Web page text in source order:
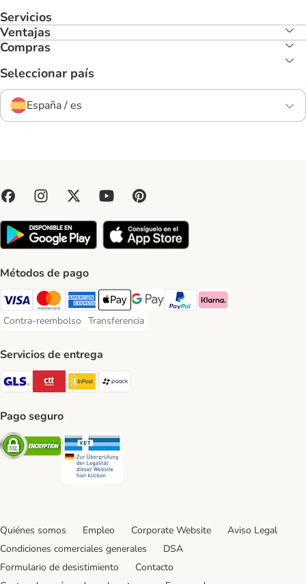
Servicios
Ventajas
Compras
Seleccionar país
España / es
Métodos de pago
Visa Payment Method
Mastercard Payment Method
American Express Payment Method
Apple Pay Payment Method
Google Pay Payment Method
PayPal Payment Method
Klarna Payment Method
Contra-reembolso
Contra-reembolso Payment Method
Transferencia
Transferencia Payment Method
Servicios de entrega
GLS Shipping Method
CTTExpress Shipping Method
InPost Shipping Method
Pago seguro
Security
Quiénes somos Empleo Corporate Website
Aviso Legal
Condiciones comerciales generales
DSA
Formulario de desistimiento
Contacto